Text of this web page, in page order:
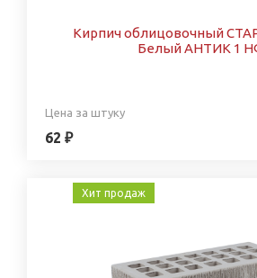
Кирпич облицовочный
Белый АНТИК 1
Цена за штуку
62 ₽
Хит продаж